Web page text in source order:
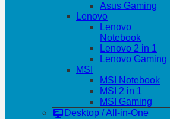
Asus Gaming
Lenovo
Lenovo
Notebook
Lenovo 2 in 1
Lenovo Gaming
MSI
MSI Notebook
MSI 2 in 1
MSI Gaming
Desktop / All-in-One